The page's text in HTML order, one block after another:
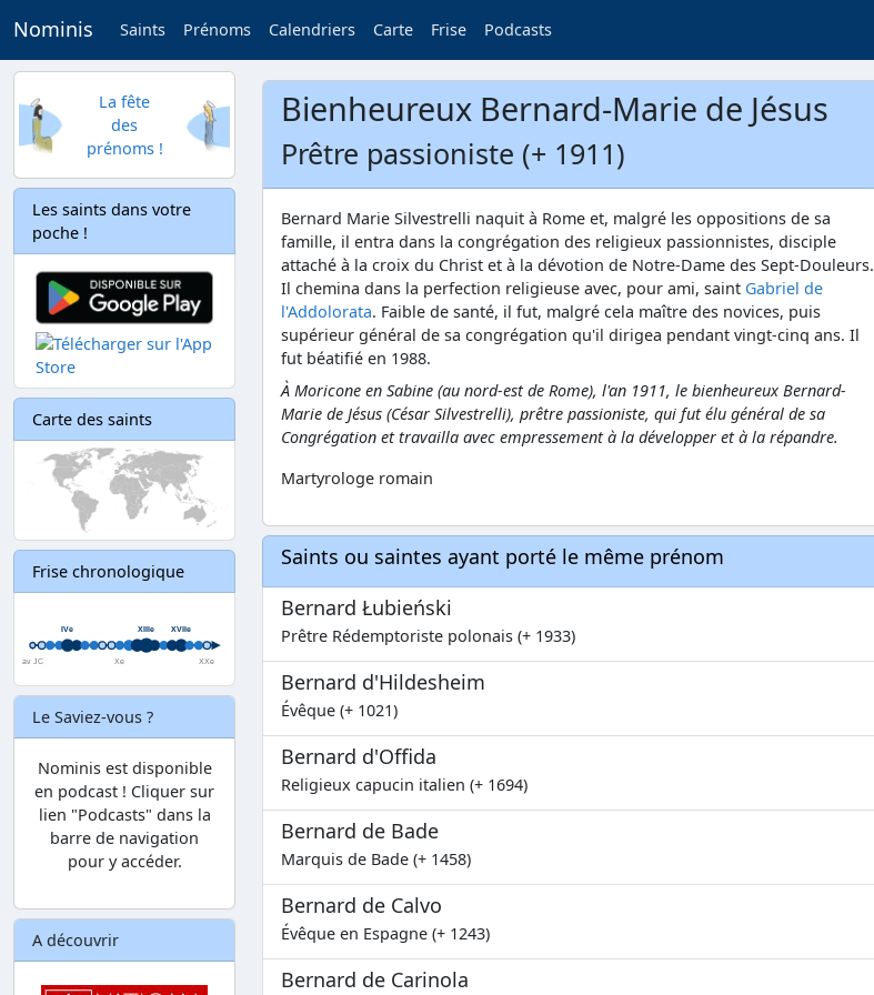
Nominis Saints Prénoms Calendriers Carte Frise Podcasts
La fête
des
prénoms !
Les saints dans votre
poche !
Carte des saints
Frise chronologique
Le Saviez-vous ?
Nominis est disponible
en podcast ! Cliquer sur
lien "Podcasts" dans la
barre de navigation
pour y accéder.
A découvrir
Bienheureux Bernard-Marie de Jésus
Prêtre passioniste (+ 1911)
Bernard Marie Silvestrelli naquit à Rome et, malgré les oppositions de sa
famille, il entra dans la congrégation des religieux passionnistes, disciple
attaché à la croix du Christ et à la dévotion de Notre-Dame des Sept-Douleurs.
Il chemina dans la perfection religieuse avec, pour ami, saint Gabriel de
l'Addolorata. Faible de santé, il fut, malgré cela maître des novices, puis
supérieur général de sa congrégation qu'il dirigea pendant vingt-cinq ans. Il
fut béatifié en 1988.
À Moricone en Sabine (au nord-est de Rome), l'an 1911, le bienheureux Bernard-
Marie de Jésus (César Silvestrelli), prêtre passioniste, qui fut élu général de sa
Congrégation et travailla avec empressement à la développer et à la répandre.
Martyrologe romain
Saints ou saintes ayant porté le même prénom
Bernard Łubieński
Prêtre Rédemptoriste polonais (+ 1933)
Bernard d'Hildesheim
Évêque (+ 1021)
Bernard d'Offida
Religieux capucin italien (+ 1694)
Bernard de Bade
Marquis de Bade (+ 1458)
Bernard de Calvo
Évêque en Espagne (+ 1243)
Bernard de Carinola